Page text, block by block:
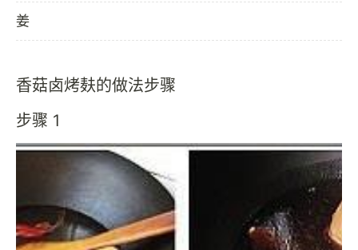
姜
香菇卤烤麸的做法步骤
步骤 1